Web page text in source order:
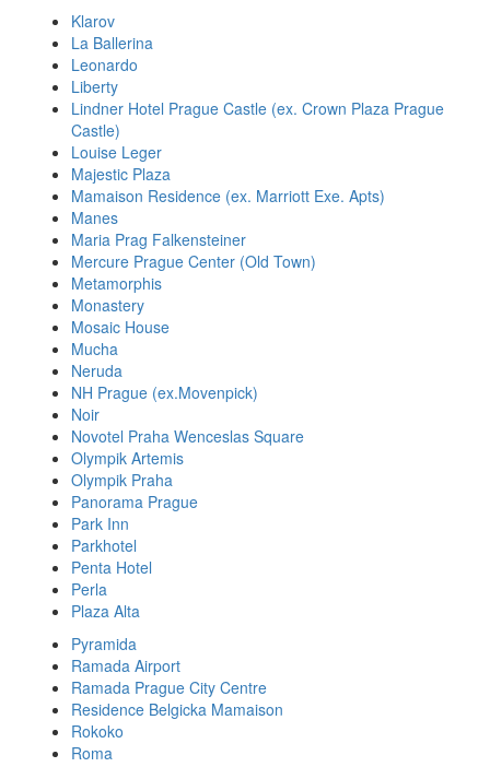
Klarov
La Ballerina
Leonardo
Liberty
Lindner Hotel Prague Castle (ex. Crown Plaza Prague
Castle)
Louise Leger
Majestic Plaza
Mamaison Residence (ex. Marriott Exe. Apts)
Manes
Maria Prag Falkensteiner
Mercure Prague Center (Old Town)
Metamorphis
Monastery
Mosaic House
Mucha
Neruda
NH Prague (ex.Movenpick)
Noir
Novotel Praha Wenceslas Square
Olympik Artemis
Olympik Praha
Panorama Prague
Park Inn
Parkhotel
Penta Hotel
Perla
Plaza Alta
Pyramida
Ramada Airport
Ramada Prague City Centre
Residence Belgicka Mamaison
Rokoko
Roma